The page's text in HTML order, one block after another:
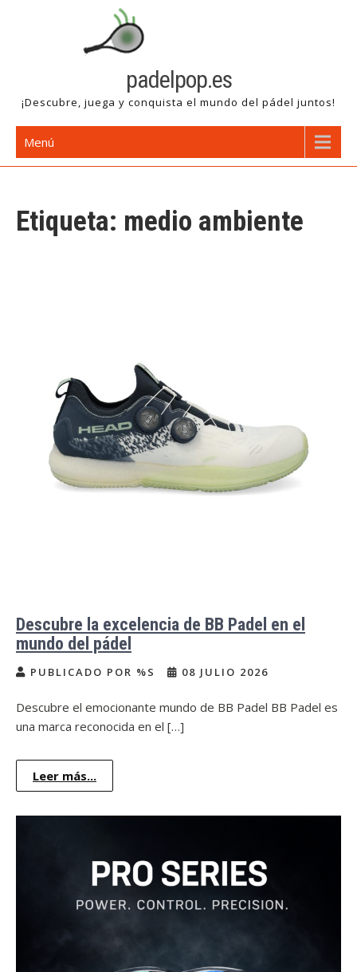
padelpop.es
¡Descubre, juega y conquista el mundo del pádel juntos!
Menú
Etiqueta: medio ambiente
Descubre la excelencia de BB Padel en el
mundo del pádel
PUBLICADO POR %S 08 JULIO 2026
Descubre el emocionante mundo de BB Padel BB Padel es
una marca reconocida en el […]
Leer más...